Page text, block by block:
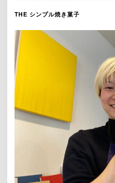
THE シンプル焼き菓子